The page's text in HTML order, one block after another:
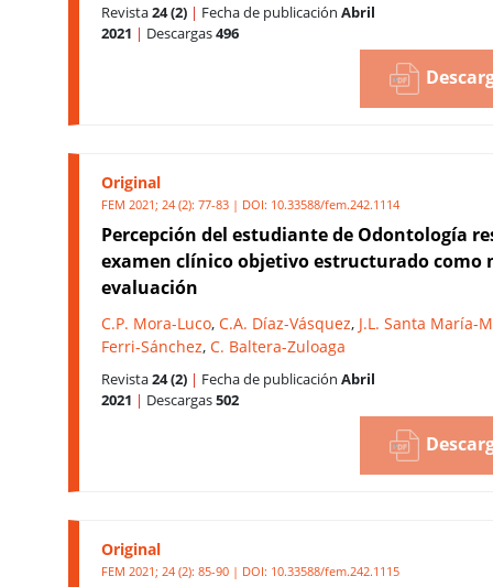
Revista24 (2) | Fecha de publicación Abril
2021 | Descargas496
Original
FEM 2021; 24 (2): 77-83 | DOI: 10.33588/fem.242.1114
Percepción del estudiante de Odontología
examen clínico objetivo estructurado como
evaluación
C.P. Mora-Luco, C.A. Díaz-Vásquez, J.L. Santa María-
Ferri-Sánchez, C. Baltera-Zuloaga
Revista24 (2) | Fecha de publicación Abril
2021 | Descargas502
Original
FEM 2021; 24 (2): 85-90 | DOI: 10.33588/fem.242.1115